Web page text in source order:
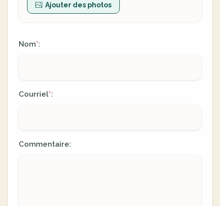
Ajouter des photos
Nom*:
Courriel*:
Commentaire: